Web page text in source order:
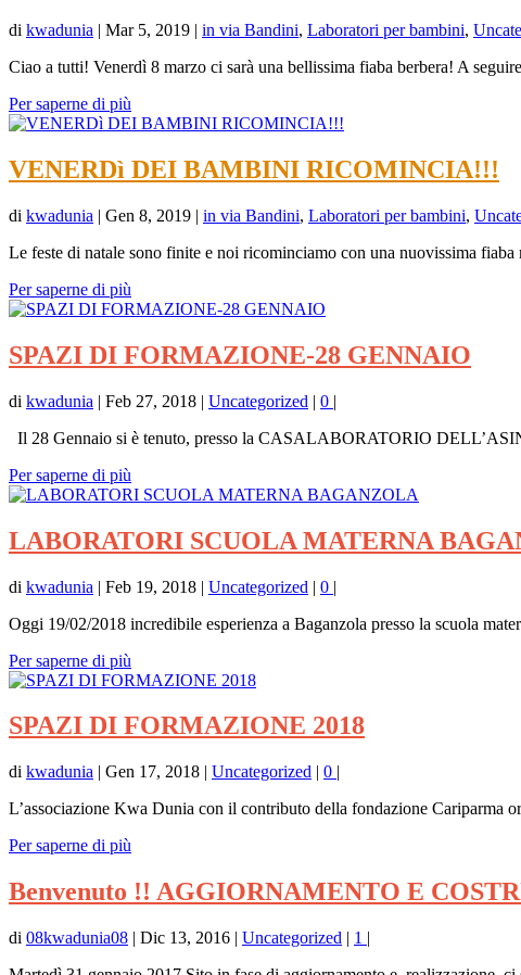
di kwadunia | Mar 5, 2019 | in via Bandini, Laboratori per bambini,
Ciao a tutti! Venerdì 8 marzo ci sarà una bellissima fiaba berbera! A
Per saperne di più
VENERDì DEI BAMBINI RICOMINCIA!!!
di kwadunia | Gen 8, 2019 | in via Bandini, Laboratori per bambini,
Le feste di natale sono finite e noi ricominciamo con una nuovissima fiaba
Per saperne di più
SPAZI DI FORMAZIONE-28 GENNAIO
di kwadunia | Feb 27, 2018 | Uncategorized | 0 |
Il 28 Gennaio si è tenuto, presso la CASALABORATORIO
Per saperne di più
LABORATORI SCUOLA MATERNA
di kwadunia | Feb 19, 2018 | Uncategorized | 0 |
Oggi 19/02/2018 incredibile esperienza a Baganzola presso la scuola
Per saperne di più
SPAZI DI FORMAZIONE 2018
di kwadunia | Gen 17, 2018 | Uncategorized | 0 |
L’associazione Kwa Dunia con il contributo della fondazione Cariparma
Per saperne di più
Benvenuto !! AGGIORNAMENTO E
di 08kwadunia08 | Dic 13, 2016 | Uncategorized | 1 |